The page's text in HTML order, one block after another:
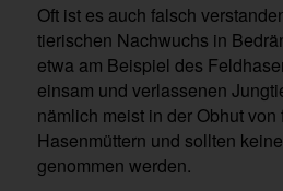
Oft ist es auch falsch
tierischen Nachwuchs in
etwa am Beispiel des
einsam und verlassenen
nämlich meist in der Obhut
Hasenmüttern und sollten
genommen werden.